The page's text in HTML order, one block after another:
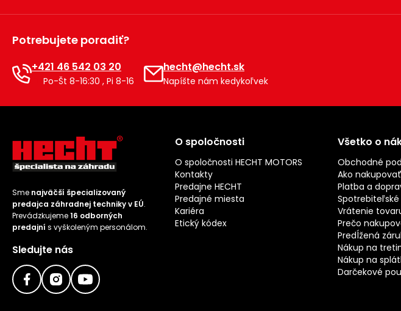
Potrebujete poradiť?
+421 46 542 03 20
Po-Št 8-16:30 , Pi 8-16
hecht@hecht.sk
Napíšte nám kedykoľvek
Sme najväčší špecializovaný
predajca záhradnej techniky v EÚ.
Prevádzkujeme16 odborných
predajní s vyškoleným personálom.
Sledujte nás
O spoločnosti
O spoločnosti HECHT MOTORS
Kontakty
Predajne HECHT
Predajné miesta
Kariéra
Etický kódex
Všetko o
Obchodné
Ako nakupovať
Platba a
Vrátenie
Prečo
Predĺžená
Nákup na
Nákup na
Darčekové